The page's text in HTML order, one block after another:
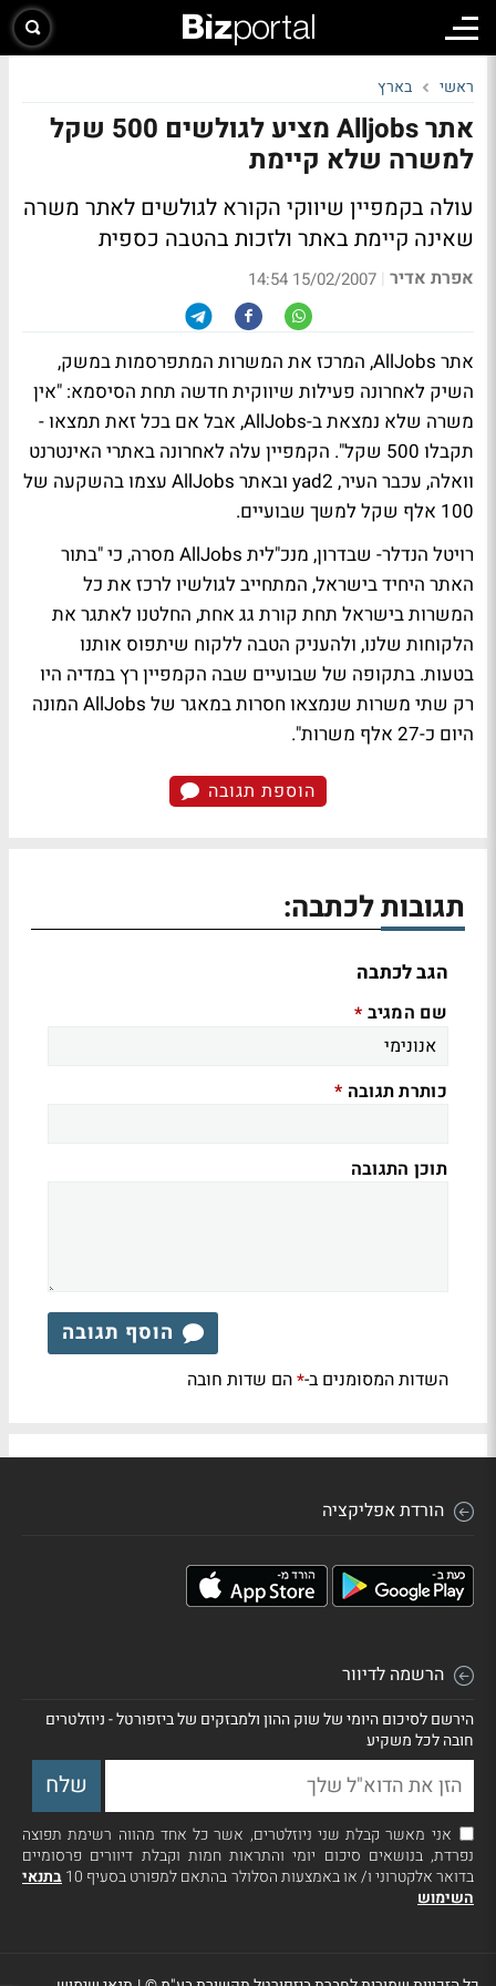
ראשי בארץ
אתר Alljobs מציע לגולשים 500 שקל
למשרה שלא קיימת
עולה בקמפיין שיווקי הקורא לגולשים לאתר משרה
שאינה קיימת באתר ולזכות בהטבה כספית
אפרת אדיר |
15/02/2007 14:54
אתר AllJobs, המרכז את המשרות המתפרסמות במשק,
השיק לאחרונה פעילות שיווקית חדשה תחת הסיסמא: "אין
משרה שלא נמצאת ב-AllJobs, אבל אם בכל זאת תמצאו -
תקבלו 500 שקל". הקמפיין עלה לאחרונה באתרי האינטרנט
וואלה, עכבר העיר, yad2 ובאתר AllJobs עצמו בהשקעה של
100 אלף שקל למשך שבועיים.
רויטל הנדלר- שבדרון, מנכ"לית AllJobs מסרה, כי "בתור
האתר היחיד בישראל, המתחייב לגולשיו לרכז את כל
המשרות בישראל תחת קורת גג אחת, החלטנו לאתגר את
הלקוחות שלנו, ולהעניק הטבה ללקוח שיתפוס אותנו
בטעות. בתקופה של שבועיים שבה הקמפיין רץ במדיה היו
רק שתי משרות שנמצאו חסרות במאגר של AllJobs המונה
היום כ-27 אלף משרות".
הוספת תגובה
תגובות לכתבה:
הגב לכתבה
שם המגיב *
כותרת תגובה *
תוכן התגובה
הוסף תגובה
השדות המסומנים ב-*הם שדות חובה
הורדת אפליקציה
הרשמה לדיוור
הירשם לסיכום היומי של שוק ההון ולמבזקים של ביזפורטל - ניוזלטרים
חובה לכל משקיע
אני מאשר קבלת שני ניוזלטרים, אשר כל אחד מהווה רשימת תפוצה
נפרדת, בנושאים סיכום יומי והתראות חמות וקבלת דיוורים פרסומיים
בדואר אלקטרוני ו/ או באמצעות הסלולר בהתאם למפורט בסעיף 10
בתנאי
השימוש